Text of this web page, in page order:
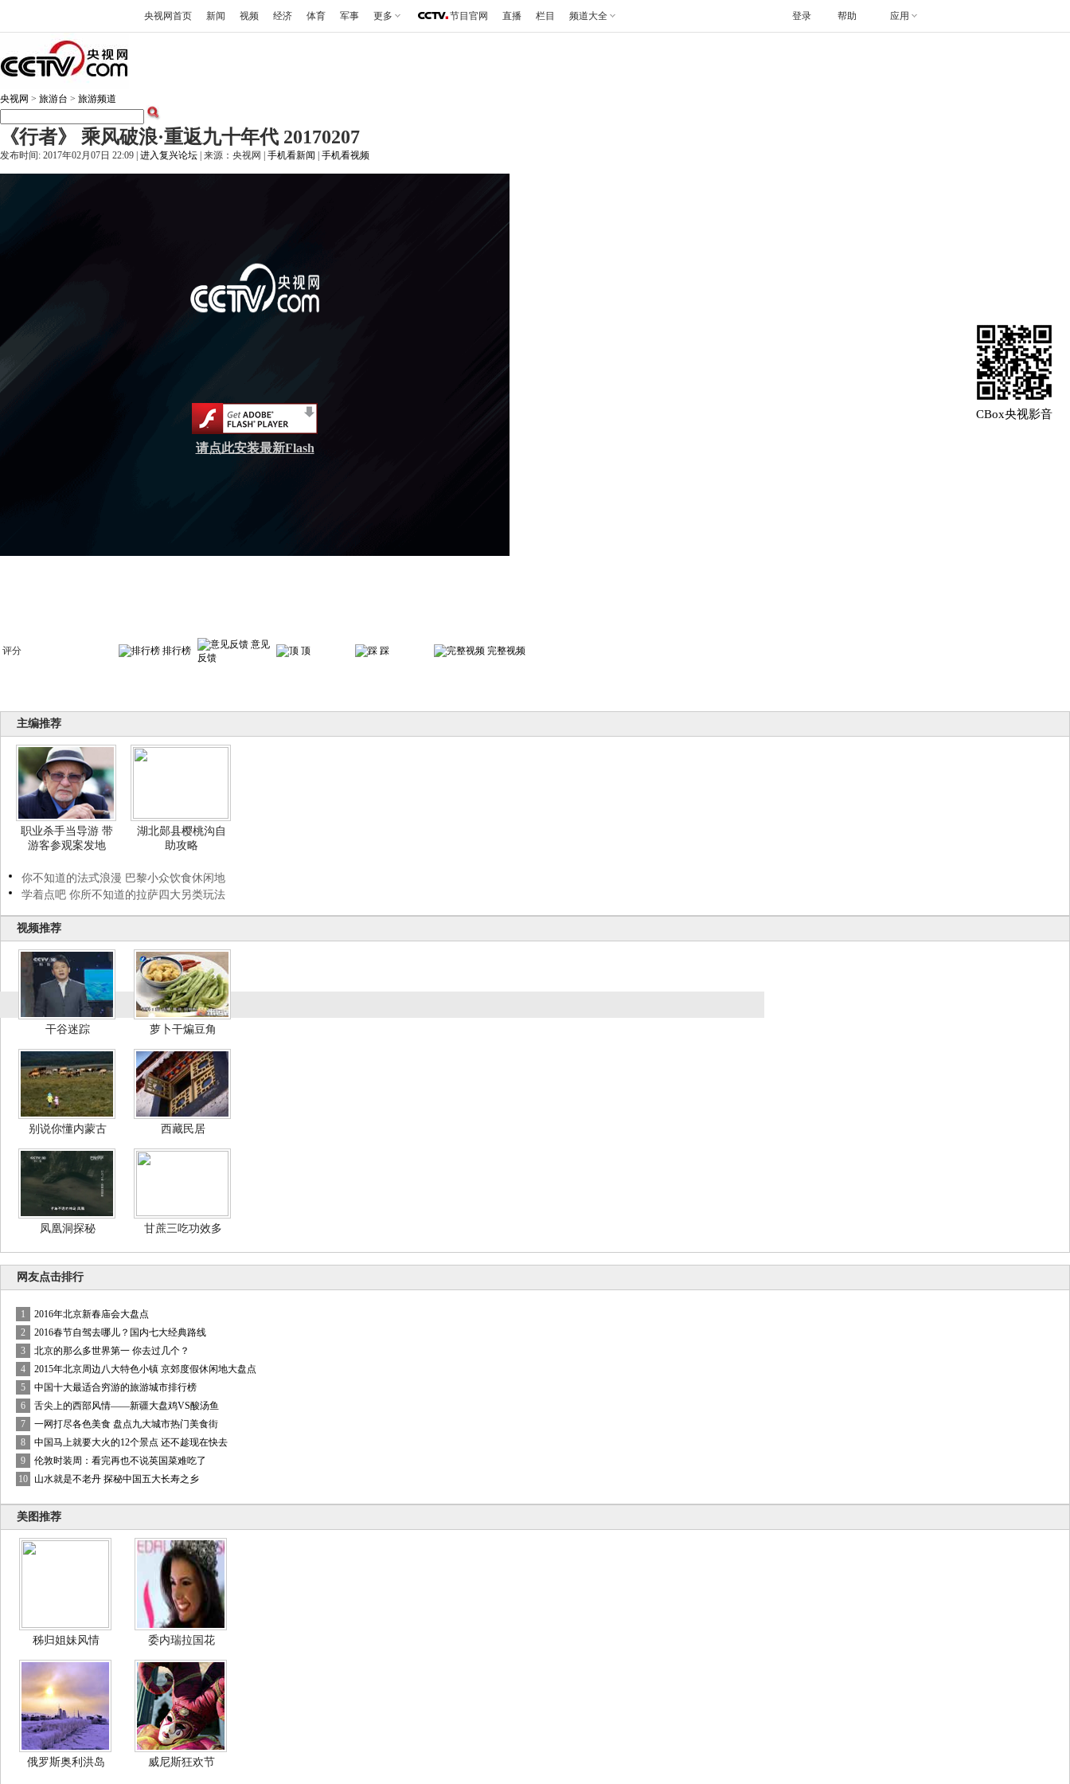
央视网首页 新闻 视频 经济 体育 军事 更多 节目官网 直播 栏目 频道大全 帮助 应用
登录
央视网 > 旅游台 > 旅游频道
《行者》 乘风破浪·重返九十年代 20170207
发布时间: 2017年02月07日 22:09 | 进入复兴论坛 | 来源：央视网 | 手机看新闻 手机看视频
请点此安装最新Flash
评分 排行榜
意见
反馈
顶 踩 完整视频
主编推荐
职业杀手当导游 带
游客参观案发地
湖北郧县樱桃沟自
助攻略
你不知道的法式浪漫 巴黎小众饮食休闲地
学着点吧 你所不知道的拉萨四大另类玩法
视频推荐
干谷迷踪 萝卜干煸豆角
别说你懂内蒙古 西藏民居
凤凰洞探秘 甘蔗三吃功效多
网友点击排行
1
2016年北京新春庙会大盘点
2
2016春节自驾去哪儿？国内七大经典路线
3
北京的那么多世界第一 你去过几个？
4
2015年北京周边八大特色小镇 京郊度假休闲地大盘点
5
中国十大最适合穷游的旅游城市排行榜
6
舌尖上的西部风情——新疆大盘鸡VS酸汤鱼
7
一网打尽各色美食 盘点九大城市热门美食街
8
中国马上就要大火的12个景点 还不趁现在快去
9
伦敦时装周：看完再也不说英国菜难吃了
10
山水就是不老丹 探秘中国五大长寿之乡
美图推荐
秭归姐妹风情 委内瑞拉国花
俄罗斯奥利洪岛 威尼斯狂欢节
CBox央视影音